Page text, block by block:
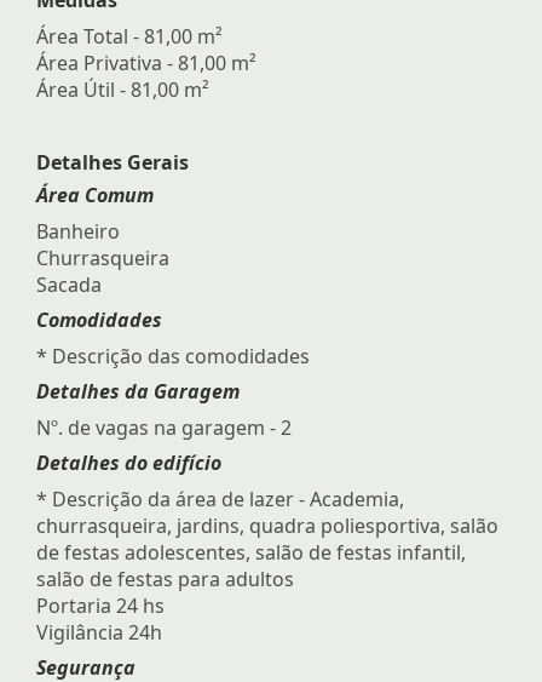
Área Total - 81,00 m²
Área Privativa - 81,00 m²
Área Útil - 81,00 m²
Detalhes Gerais
Área Comum
Banheiro
Churrasqueira
Sacada
Comodidades
* Descrição das comodidades
Detalhes da Garagem
Nº. de vagas na garagem - 2
Detalhes do edifício
* Descrição da área de lazer - Academia,
churrasqueira, jardins, quadra poliesportiva, salão
de festas adolescentes, salão de festas infantil,
salão de festas para adultos
Portaria 24 hs
Vigilância 24h
Segurança